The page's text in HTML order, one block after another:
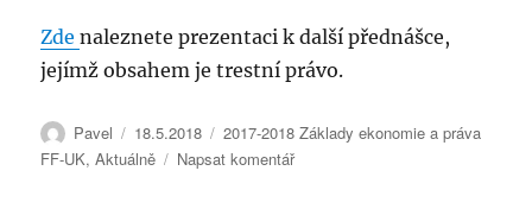
Zdenaleznete prezentaci k další přednášce,
jejímž obsahem je trestní právo.
Autor:
Pavel Publikováno:
18.5.2018 Rubriky:
2017-2018 Základy ekonomie a práva
FF-UK,Aktuálně Napsat komentářpro